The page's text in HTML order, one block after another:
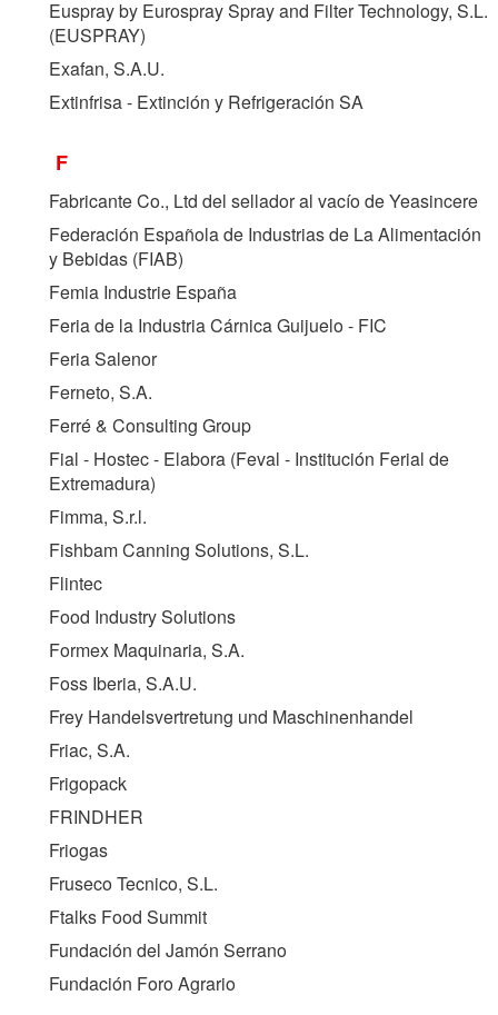
Euspray by Eurospray Spray and Filter Technology, S.L.
(EUSPRAY)
Exafan, S.A.U.
Extinfrisa - Extinción y Refrigeración SA
F
Fabricante Co., Ltd del sellador al vacío de Yeasincere
Federación Española de Industrias de La Alimentación
y Bebidas (FIAB)
Femia Industrie España
Feria de la Industria Cárnica Guijuelo - FIC
Feria Salenor
Ferneto, S.A.
Ferré & Consulting Group
Fial - Hostec - Elabora (Feval - Institución Ferial de
Extremadura)
Fimma, S.r.l.
Fishbam Canning Solutions, S.L.
Flintec
Food Industry Solutions
Formex Maquinaria, S.A.
Foss Iberia, S.A.U.
Frey Handelsvertretung und Maschinenhandel
Friac, S.A.
Frigopack
FRINDHER
Friogas
Fruseco Tecnico, S.L.
Ftalks Food Summit
Fundación del Jamón Serrano
Fundación Foro Agrario